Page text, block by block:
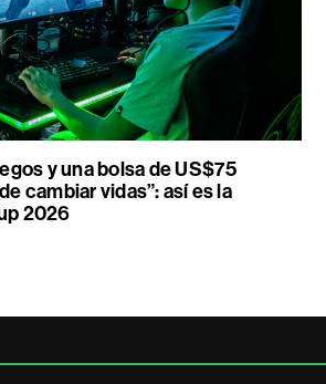
y una bolsa de US$75
cambiar vidas”: así es la
2026